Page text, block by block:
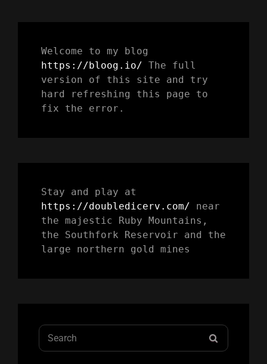
https://bloog.io/ The full
version of this site and try
hard refreshing this page to
fix the error.
https://doubledicerv.com/ near
the majestic Ruby Mountains,
the Southfork Reservoir and the
large northern gold mines
Search
for: